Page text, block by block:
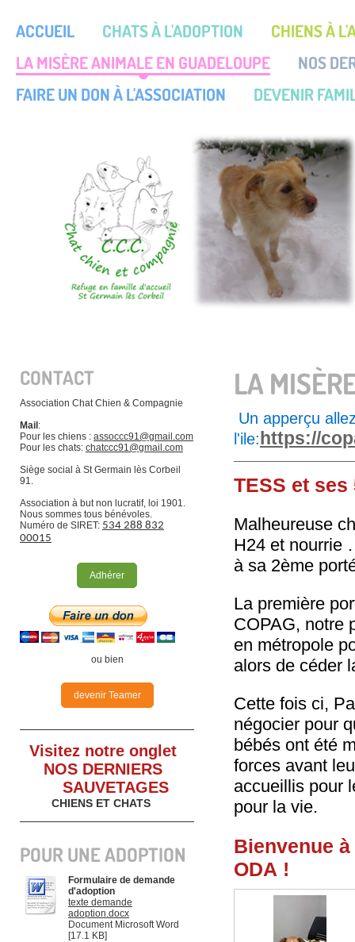
ACCUEIL CHATS À L'ADOPTION
CHIENS À
LA MISÈRE ANIMALE EN GUADELOUPE
NOS
FAIRE UN DON À L'ASSOCIATION
DEVENIR
CONTACT
Association Chat Chien & Compagnie
Mail :
Pour les chiens : assoccc91@gmail.com
Pour les chats: chatccc91@gmail.com
Siège social à St Germain lès Corbeil
91.
Association à but non lucratif, loi 1901.
Nous sommes tous bénévoles.
Numéro de SIRET: 534 288 832
00015
Adhérer
ou bien
devenir Teamer
Visitez notre onglet
NOS DERNIERS
SAUVETAGES
CHIENS ET CHATS
POUR UNE ADOPTION
Formulaire de demande
d'adoption
texte demande
adoption.docx
Document Microsoft Word
[17.1 KB]
LA
Un apperçu
l'ile:https://
TESS et ses
Malheureuse
H24 et nourrie
à sa 2ème
La première
COPAG, notre
en métropole
alors de céder
Cette fois ci,
négocier pour
bébés ont été
forces avant
accueillis pour
pour la vie.
Bienvenue à
ODA !